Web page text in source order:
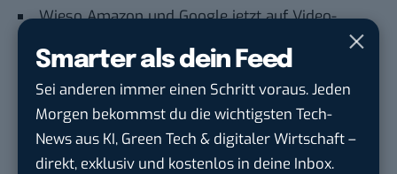
Smarter als dein Feed
Sei anderen immer einen Schritt voraus. Jeden
Morgen bekommst du die wichtigsten Tech-
News aus KI, Green Tech & digitaler Wirtschaft –
direkt, exklusiv und kostenlos in deine Inbox.
Wieso Amazon und Google jetzt auf Video-
Das sind die 8 wichtigsten Amazon-Geräte und
Features
Das sind die 8 größten Amazon-Flops